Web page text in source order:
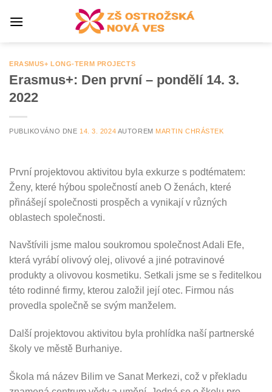
ERASMUS+ LONG-TERM PROJECTS
Erasmus+: Den první – pondělí 14. 3.
2022
PUBLIKOVÁNO DNE 14. 3. 2024 AUTOREM MARTIN CHRÁSTEK
První projektovou aktivitou byla exkurze s podtématem:
Ženy, které hýbou společností aneb O ženách, které
přinášejí společnosti prospěch a vynikají v různých
oblastech společnosti.
Navštívili jsme malou soukromou společnost Adali Efe,
která vyrábí olivový olej, olivové a jiné potravinové
produkty a olivovou kosmetiku. Setkali jsme se s ředitelkou
této rodinné firmy, kterou založil její otec. Firmou nás
provedla společně se svým manželem.
Další projektovou aktivitou byla prohlídka naší partnerské
školy ve městě Burhaniye.
Škola má název Bilim ve Sanat Merkezi, což v překladu